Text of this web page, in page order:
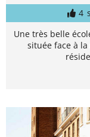
4
Une très belle
située face à